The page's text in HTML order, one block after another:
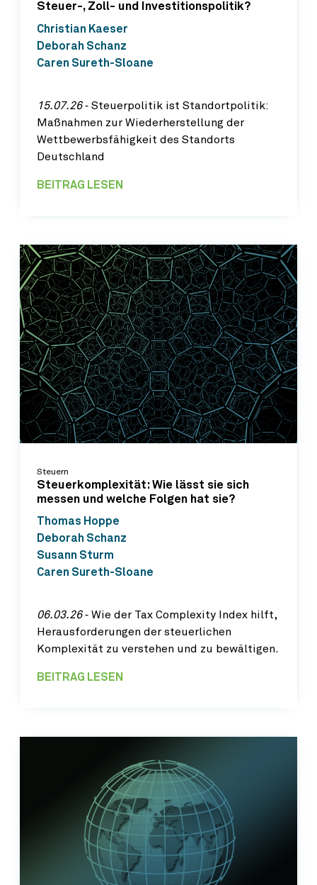
Steuer-, Zoll- und Investitionspolitik?
Christian Kaeser
Deborah Schanz
Caren Sureth-Sloane
15.07.26‐ Steuerpolitik ist Standortpolitik:
Maßnahmen zur Wiederherstellung der
Wettbewerbsfähigkeit des Standorts
Deutschland
BEITRAG LESEN
Steuern
Steuerkomplexität: Wie lässt sie sich
messen und welche Folgen hat sie?
Thomas Hoppe
Deborah Schanz
Susann Sturm
Caren Sureth-Sloane
06.03.26‐ Wie der Tax Complexity Index hilft,
Herausforderungen der steuerlichen
Komplexität zu verstehen und zu bewältigen.
BEITRAG LESEN